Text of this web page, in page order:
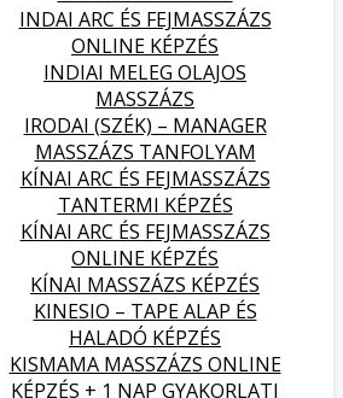
INDAI ARC ÉS FEJMASSZÁZS
ONLINE KÉPZÉS
INDIAI MELEG OLAJOS
MASSZÁZS
IRODAI (SZÉK) – MANAGER
MASSZÁZS TANFOLYAM
KÍNAI ARC ÉS FEJMASSZÁZS
TANTERMI KÉPZÉS
KÍNAI ARC ÉS FEJMASSZÁZS
ONLINE KÉPZÉS
KÍNAI MASSZÁZS KÉPZÉS
KINESIO – TAPE ALAP ÉS
HALADÓ KÉPZÉS
KISMAMA MASSZÁZS ONLINE
KÉPZÉS + 1 NAP GYAKORLATI